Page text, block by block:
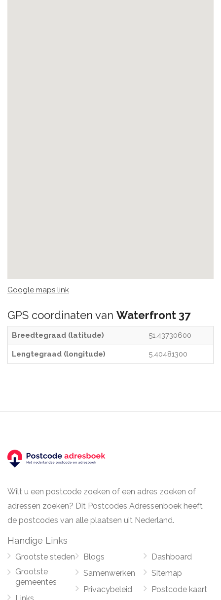
Google maps link
GPS coordinaten van Waterfront 37
Breedtegraad (latitude) 51.43730600
Lengtegraad (longitude) 5.40481300
Wilt u een postcode zoeken of een adres zoeken of
adressen zoeken? Dit Postcodes Adressenboek heeft
de postcodes van alle plaatsen uit Nederland.
Handige Links
Grootste steden
Grootste
gemeentes
Blogs
Samenwerken
Privacybeleid
Dashboard
Sitemap
Postcode kaart